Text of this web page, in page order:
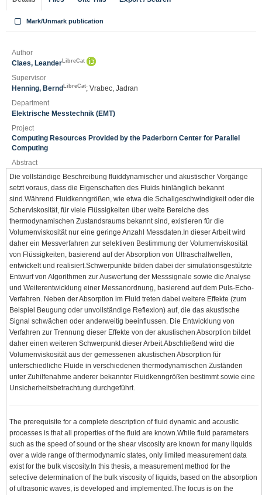
Mark/Unmark publication
Author
Claes, Leander LibreCat
Supervisor
Henning, Bernd LibreCat; Vrabec, Jadran
Department
Elektrische Messtechnik (EMT)
Project
Computing Resources Provided by the Paderborn Center for Parallel
Computing
Abstract
Die vollständige Beschreibung fluiddynamischer und akustischer Vorgänge
setzt voraus, dass die Eigenschaften des Fluids hinlänglich bekannt
sind.Während Fluidkenngrößen, wie etwa die Schallgeschwindigkeit oder die
Scherviskosität, für viele Flüssigkeiten über weite Bereiche des
thermodynamischen Zustandsraums bekannt sind, existieren für die
Volumenviskosität nur eine geringe Anzahl Messdaten.In dieser Arbeit wird
daher ein Messverfahren zur selektiven Bestimmung der Volumenviskosität
von Flüssigkeiten, basierend auf der Absorption von Ultraschallwellen,
entwickelt und realisiert.Schwerpunkte bilden dabei der simulationsgestützte
Entwurf von Algorithmen zur Auswertung der Messsignale sowie die Analyse
und Weiterentwicklung einer Messanordnung, basierend auf dem Puls-Echo-
Verfahren. Neben der Absorption im Fluid treten dabei weitere Effekte (zum
Beispiel Beugung oder unvollständige Reflexion) auf, die das akustische
Signal schwächen oder anderweitig beeinflussen. Die Entwicklung von
Verfahren zur Trennung dieser Effekte von der akustischen Absorption bildet
daher einen weiteren Schwerpunkt dieser Arbeit.Abschließend wird die
Volumenviskosität aus der gemessenen akustischen Absorption für
unterschiedliche Fluide in verschiedenen thermodynamischen Zuständen
unter Zuhilfenahme anderer bekannter Fluidkenngrößen bestimmt sowie eine
Unsicherheitsbetrachtung durchgeführt.
The prerequisite for a complete description of fluid dynamic and acoustic
processes is that all properties of the fluid are known.While fluid parameters
such as the speed of sound or the shear viscosity are known for many liquids
over a wide range of thermodynamic states, only limited measurement data
exist for the bulk viscosity.In this thesis, a measurement method for the
selective determination of the bulk viscosity of liquids, based on the absorption
of ultrasonic waves, is developed and implemented.The focus is on the